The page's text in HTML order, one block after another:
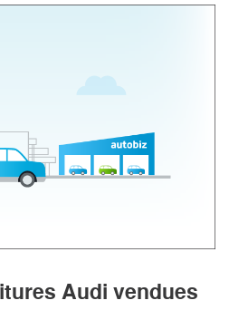
Audi vendues